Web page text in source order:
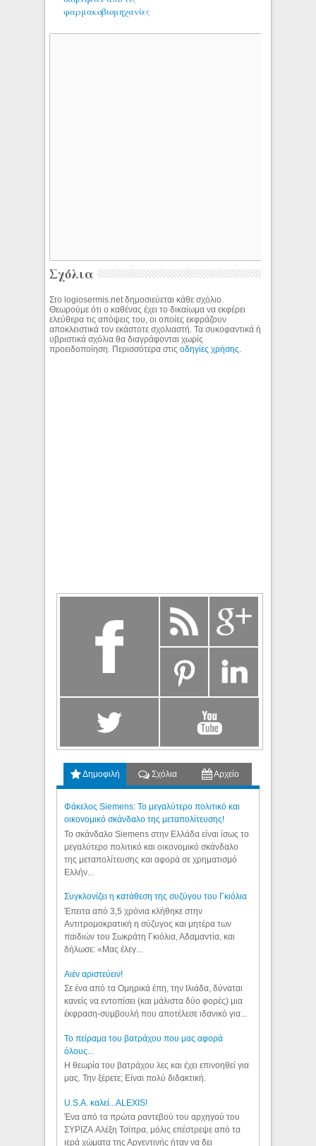
φαρμακοβιομηχανίες
Σχόλια
Στο logiosermis.net δημοσιεύεται κάθε σχόλιο.
Θεωρούμε ότι ο καθένας έχει το δικαίωμα να εκφέρει
ελεύθερα τις απόψεις του, οι οποίες εκφράζουν
αποκλειστικά τον εκάστοτε σχολιαστή. Τα συκοφαντικά ή
υβριστικά σχόλια θα διαγράφονται χωρίς
προειδοποίηση. Περισσότερα στιςοδηγίες χρήσης.
Δημοφιλή Σχόλια Αρχείο
Φάκελος Siemens: Το μεγαλύτερο πολιτικό και
οικονομικό σκάνδαλο της μεταπολίτευσης!
Το σκάνδαλο Siemens στην Ελλάδα είναι ίσως το
μεγαλύτερο πολιτικό και οικονομικό σκάνδαλο
της μεταπολίτευσης και αφορά σε χρηματισμό
Ελλήν...
Συγκλονίζει η κατάθεση της συζύγου του Γκιόλια
Έπειτα από 3,5 χρόνια κλήθηκε στην
Αντιτρομοκρατική η σύζυγος και μητέρα των
παιδιών του Σωκράτη Γκιόλια, Αδαμαντία, και
δήλωσε: «Μας έλεγ...
Aιέν αριστεύειν!
Σε ένα από τα Ομηρικά έπη, την Ιλιάδα, δύναται
κανείς να εντοπίσει (και μάλιστα δύο φορές) μια
έκφραση-συμβουλή που αποτέλεσε ιδανικό για...
Το πείραμα του βατράχου που μας αφορά
όλους...
Η θεωρία του βατράχου λες και έχει επινοηθεί για
μας. Την ξέρετε; Είναι πολύ διδακτική.
U.S.A. καλεί...ALEXIS!
Ένα από τα πρώτα ραντεβού του αρχηγού του
ΣΥΡΙΖΑ Αλέξη Τσίπρα, μόλις επέστρεψε από τα
ιερά χώματα της Αργεντινής ήταν να δει